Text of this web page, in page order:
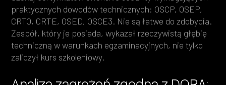
praktycznych dowodów technicznych: OSCP, OSEP,
CRTO, CRTE, OSED, OSCE3. Nie są łatwe do zdobycia.
Zespół, który je posiada, wykazał rzeczywistą głębię
techniczną w warunkach egzaminacyjnych, nie tylko
zaliczył kurs szkoleniowy.